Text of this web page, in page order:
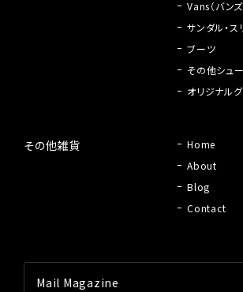
Vans（バンズ
サンダル・ス
ブーツ
その他シュ
オリジナル
その他雑貨
Home
About
Blog
Contact
Mail Magazine